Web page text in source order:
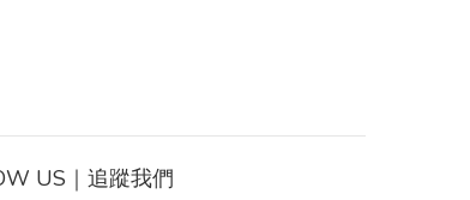
US｜追蹤我們